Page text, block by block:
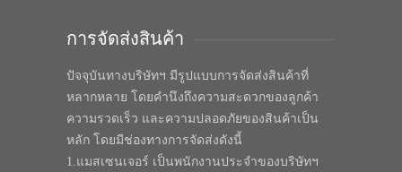
การจัดส่งสินค้า
ปัจจุบันทางบริษัทฯ มีรูปแบบการจัดส่งสินค้าที่
หลากหลาย โดยคำนึงถึงความสะดวกของลูกค้า
ความรวดเร็ว และความปลอดภัยของสินค้าเป็น
หลัก โดยมีช่องทางการจัดส่งดังนี้
1.แมสเซนเจอร์ เป็นพนักงานประจำของบริษัทฯ